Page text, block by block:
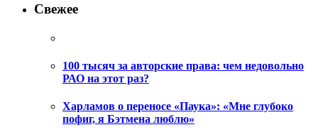
Свежее
100 тысяч за авторские права: чем недовольно
РАО на этот раз?
Харламов о переносе «Паука»: «Мне глубоко
пофиг, я Бэтмена люблю»